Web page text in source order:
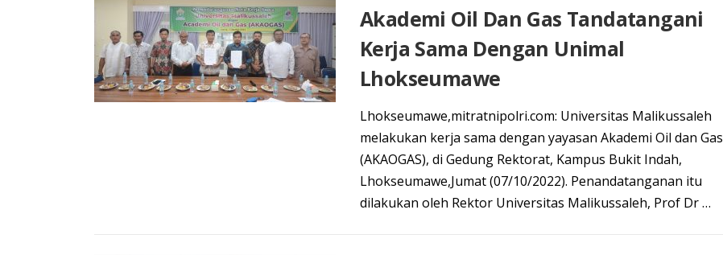
Akademi Oil Dan Gas Tandatangani
Kerja Sama Dengan Unimal
Lhokseumawe
Lhokseumawe,mitratnipolri.com: Universitas Malikussaleh
melakukan kerja sama dengan yayasan Akademi Oil dan Gas
(AKAOGAS), di Gedung Rektorat, Kampus Bukit Indah,
Lhokseumawe,Jumat (07/10/2022). Penandatanganan itu
dilakukan oleh Rektor Universitas Malikussaleh, Prof Dr …